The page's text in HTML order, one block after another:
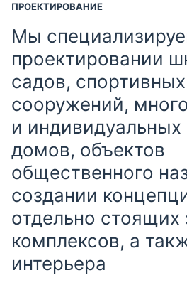
ПРОЕКТИРОВАНИЕ
Мы
проектировании
садов, спортивных
сооружений,
и
домов, объектов
общественного
создании
отдельно стоящих
комплексов, а
интерьера